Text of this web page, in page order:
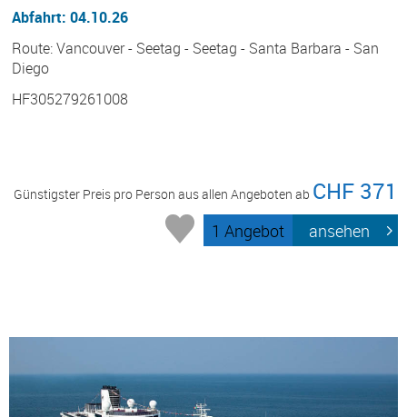
Abfahrt: 04.10.26
Route: Vancouver - Seetag - Seetag - Santa Barbara - San
Diego
HF305279261008
Günstigster Preis pro Person aus allen Angeboten ab CHF 371
1 Angebot ansehen